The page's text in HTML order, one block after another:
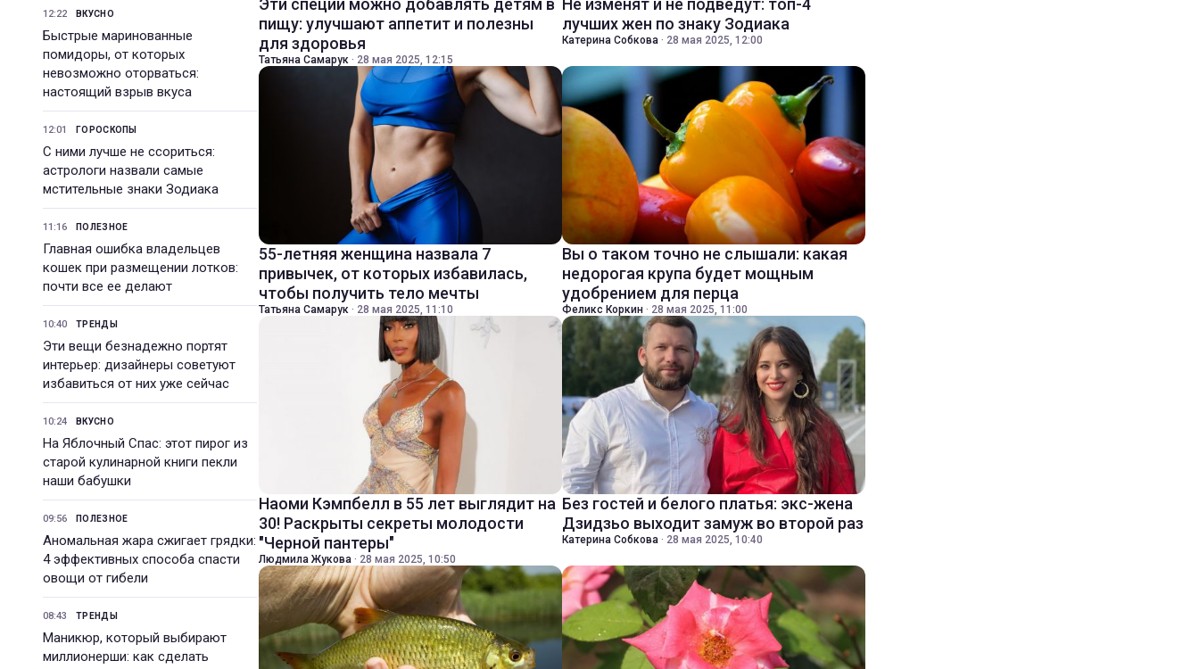
12:22 ВКУСНО
Быстрые маринованные
помидоры, от которых
невозможно оторваться:
настоящий взрыв вкуса
12:01 ГОРОСКОПЫ
С ними лучше не ссориться:
астрологи назвали самые
мстительные знаки Зодиака
11:16 ПОЛЕЗНОЕ
Главная ошибка владельцев
кошек при размещении лотков:
почти все ее делают
10:40 ТРЕНДЫ
Эти вещи безнадежно портят
интерьер: дизайнеры советуют
избавиться от них уже сейчас
10:24 ВКУСНО
На Яблочный Спас: этот пирог из
старой кулинарной книги пекли
наши бабушки
09:56 ПОЛЕЗНОЕ
Аномальная жара сжигает грядки:
4 эффективных способа спасти
овощи от гибели
08:43 ТРЕНДЫ
Маникюр, который выбирают
миллионерши: как сделать
Эти специи можно добавлять детям в
пищу: улучшают аппетит и полезны
для здоровья
Татьяна Самарук · 28 мая 2025, 12:15
Не изменят и не подведут: топ-4
лучших жен по знаку Зодиака
Катерина Собкова · 28 мая 2025, 12:00
55-летняя женщина назвала 7
привычек, от которых избавилась,
чтобы получить тело мечты
Татьяна Самарук · 28 мая 2025, 11:10
Вы о таком точно не слышали: какая
недорогая крупа будет мощным
удобрением для перца
Феликс Коркин · 28 мая 2025, 11:00
Наоми Кэмпбелл в 55 лет выглядит на
30! Раскрыты секреты молодости
"Черной пантеры"
Людмила Жукова · 28 мая 2025, 10:50
Без гостей и белого платья: экс-жена
Дзидзьо выходит замуж во второй раз
Катерина Собкова · 28 мая 2025, 10:40